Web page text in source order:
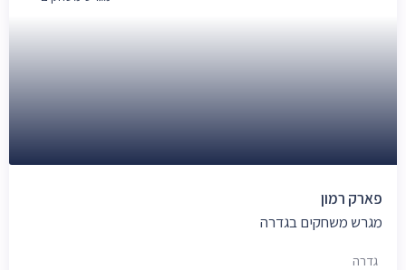
פארק רמון
מגרש משחקים בגדרה
גדרה